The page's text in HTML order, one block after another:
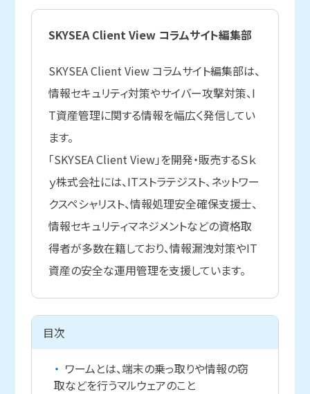
SKYSEA Client View コラムサイト編集部
SKYSEA Client View コラムサイト編集部は、
情報セキュリティ対策やサイバー攻撃対策、I
T資産管理に関する情報を幅広く発信してい
ます。
「SKYSEA Client View」を開発・販売するＳｋ
ｙ株式会社には、ITストラテジスト、ネットワー
クスペシャリスト、情報処理安全確保支援士、
情報セキュリティマネジメントなどの資格取
得者が多数在籍しており、情報漏洩対策やIT
資産の安全な運用管理を支援しています。
目次
ワームとは、端末の乗っ取りや情報の窃
取などを行うマルウェアのこと